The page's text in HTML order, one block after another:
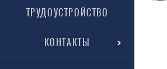
ТРУДОУСТРОЙСТВО
КОНТАКТЫ